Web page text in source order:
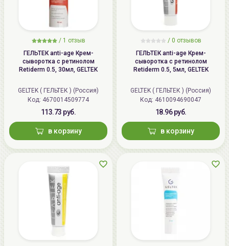
/ 1 отзыв
ГЕЛЬТЕК anti-age Крем-
сыворотка с ретинолом
Retiderm 0.5, 30мл, GELTEK
GELTEK ( ГЕЛЬТЕК ) (Россия)
Код: 4670014509774
113.73 руб.
в корзину
/ 0 отзывов
ГЕЛЬТЕК anti-age Крем-
сыворотка с ретинолом
Retiderm 0.5, 5мл, GELTEK
GELTEK ( ГЕЛЬТЕК ) (Россия)
Код: 4610094690047
18.96 руб.
в корзину